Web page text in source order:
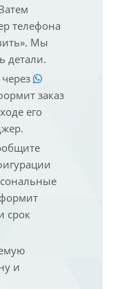
телефона
Мы
детали.
заказ
его
срок
и